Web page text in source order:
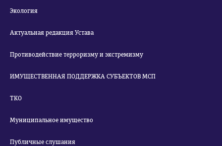
Экология
Актуальная редакция Устава
Противодействие терроризму и экстремизму
ИМУЩЕСТВЕННАЯ ПОДДЕРЖКА СУБЪЕКТОВ МСП
ТКО
Муниципальное имущество
Публичные слушания